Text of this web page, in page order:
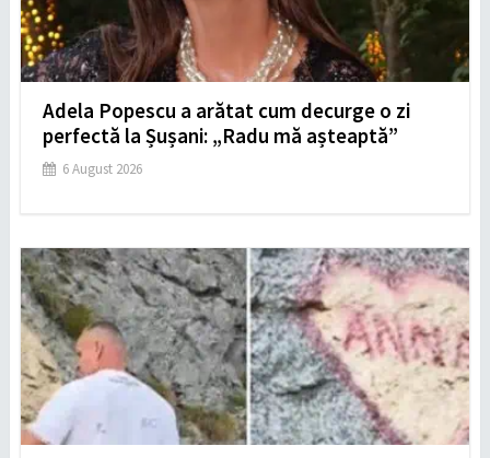
Adela Popescu a arătat cum decurge o zi
perfectă la Șușani: „Radu mă așteaptă”
6 August 2026